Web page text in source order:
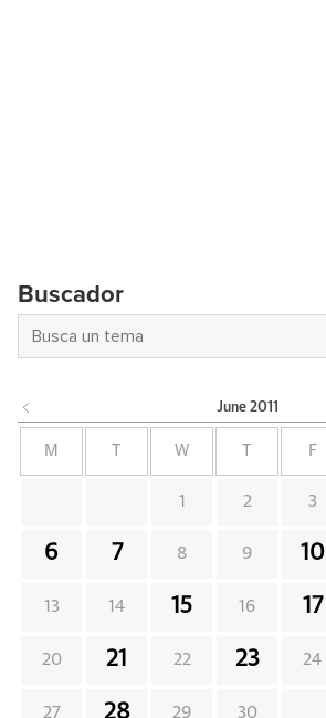
Buscador
June 2011
M W F
1 2 3
6 7 8 9 10
13 14 15 16 17
20 21 22 23 24
27 28 29 30